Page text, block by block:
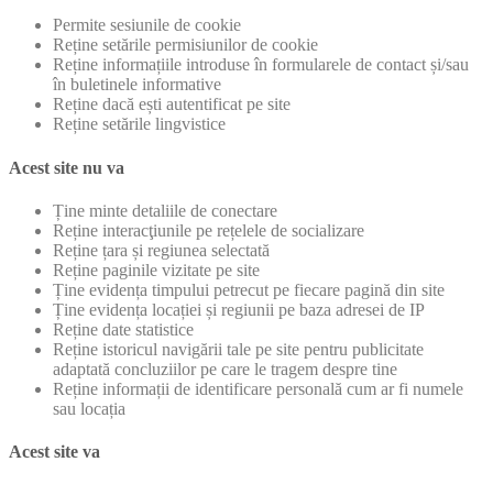
Permite sesiunile de cookie
Reține setările permisiunilor de cookie
Reține informațiile introduse în formularele de contact și/sau
în buletinele informative
Reține dacă ești autentificat pe site
Reține setările lingvistice
Acest site nu va
Ține minte detaliile de conectare
Reține interacţiunile pe rețelele de socializare
Reține țara și regiunea selectată
Reține paginile vizitate pe site
Ține evidența timpului petrecut pe fiecare pagină din site
Ține evidența locației și regiunii pe baza adresei de IP
Reține date statistice
Reține istoricul navigării tale pe site pentru publicitate
adaptată concluziilor pe care le tragem despre tine
Reține informații de identificare personală cum ar fi numele
sau locația
Acest site va